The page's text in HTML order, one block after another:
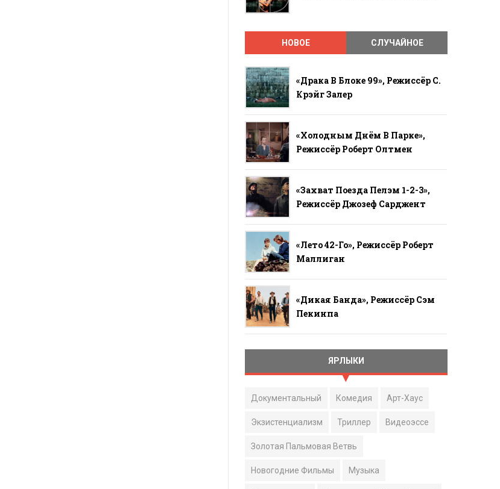
НОВОЕ СЛУЧАЙНОЕ
«Драка В Блоке 99», Режиссёр С.
Крэйг Залер
«Холодным Днём В Парке»,
Режиссёр Роберт Олтмен
«Захват Поезда Пелэм 1-2-3»,
Режиссёр Джозеф Сарджент
«Лето 42-Го», Режиссёр Роберт
Маллиган
«Дикая Банда», Режиссёр Сэм
Пекинпа
ЯРЛЫКИ
Документальный Комедия Арт-Хаус
Экзистенциализм Триллер Видеоэссе
Золотая Пальмовая Ветвь
Новогодние Фильмы Музыка